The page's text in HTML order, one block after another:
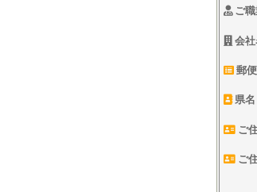
ご職
会
郵
県名
ご
ご